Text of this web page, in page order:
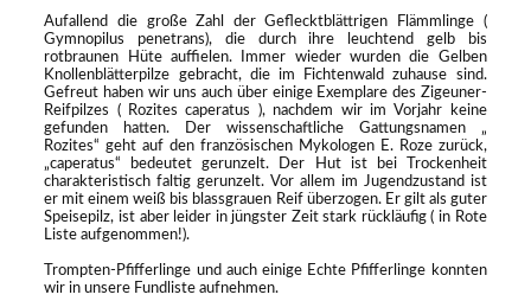
Aufallend die große Zahl der Geflecktblättrigen Flämmlinge (
Gymnopilus penetrans), die durch ihre leuchtend gelb bis
rotbraunen Hüte auffielen. Immer wieder wurden die Gelben
Knollenblätterpilze gebracht, die im Fichtenwald zuhause sind.
Gefreut haben wir uns auch über einige Exemplare des Zigeuner-
Reifpilzes ( Rozites caperatus ), nachdem wir im Vorjahr keine
gefunden hatten. Der wissenschaftliche Gattungsnamen „
Rozites“ geht auf den französischen Mykologen E. Roze zurück,
„caperatus“ bedeutet gerunzelt. Der Hut ist bei Trockenheit
charakteristisch faltig gerunzelt. Vor allem im Jugendzustand ist
er mit einem weiß bis blassgrauen Reif überzogen. Er gilt als guter
Speisepilz, ist aber leider in jüngster Zeit stark rückläufig ( in Rote
Liste aufgenommen!).
Trompten-Pfifferlinge und auch einige Echte Pfifferlinge konnten
wir in unsere Fundliste aufnehmen.